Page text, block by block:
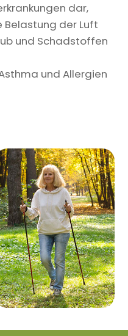
dar,
der Luft
und Schadstoffen
und Allergien